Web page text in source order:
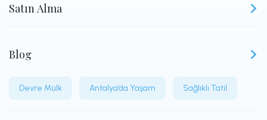
Satın Alma
Blog
Devre Mülk Antalya’da Yaşam Sağlıklı Tatil